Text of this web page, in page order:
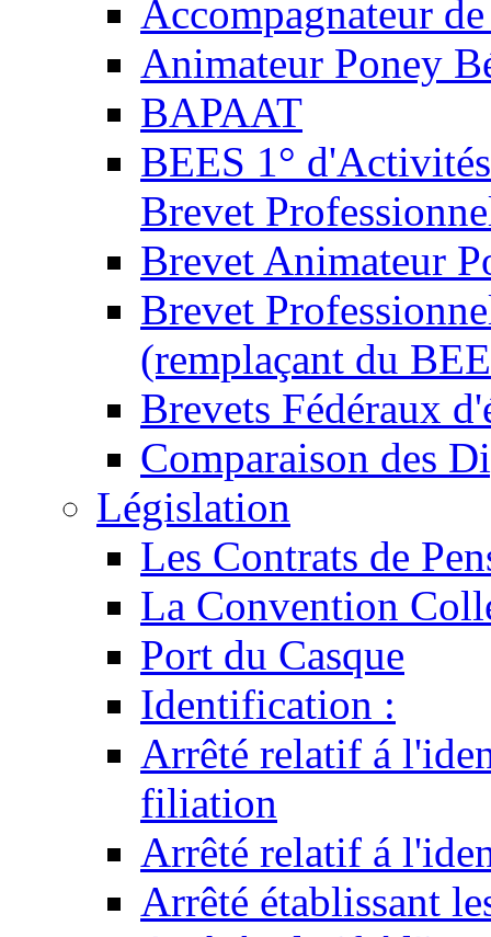
Accompagnateur
Animateur Poney
BAPAAT
BEES 1°
Brevet
Brevet Animateur
Brevet
(remplaçant du
Brevets Fédéraux
Comparaison des
Législation
Les Contrats de
La Convention
Port du Casque
Identification :
Arrêté relatif á
filiation
Arrêté relatif á
Arrêté établissant